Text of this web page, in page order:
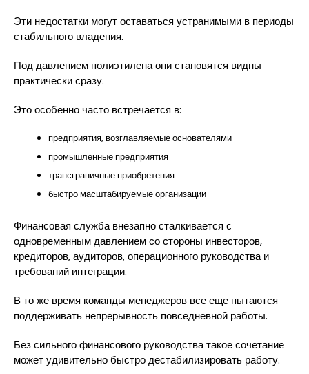
Эти недостатки могут оставаться устранимыми в периоды
стабильного владения.
Под давлением полиэтилена они становятся видны
практически сразу.
Это особенно часто встречается в:
предприятия, возглавляемые основателями
промышленные предприятия
трансграничные приобретения
быстро масштабируемые организации
Финансовая служба внезапно сталкивается с
одновременным давлением со стороны инвесторов,
кредиторов, аудиторов, операционного руководства и
требований интеграции.
В то же время команды менеджеров все еще пытаются
поддерживать непрерывность повседневной работы.
Без сильного финансового руководства такое сочетание
может удивительно быстро дестабилизировать работу.